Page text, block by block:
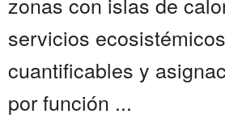
servicios ecosistémicos
cuantificables y
por función ...